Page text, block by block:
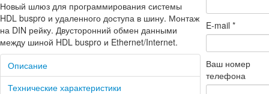
Новый шлюз для программирования системы
HDL buspro и удаленного доступа в шину. Монтаж
на DIN рейку. Двусторонний обмен данными
между шиной HDL buspro и Ethernet/Internet.
Описание
Технические характеристики
E-mail*
Ваш номер
телефона